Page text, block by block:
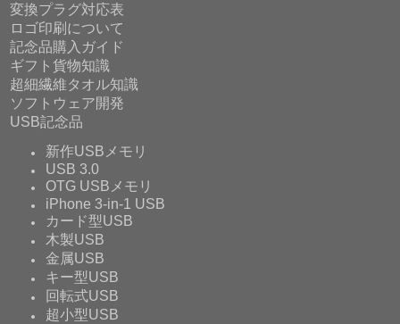
変換プラグ対応表
ロゴ印刷について
記念品購入ガイド
ギフト貨物知識
超細繊維タオル知識
ソフトウェア開発
USB記念品
新作USBメモリ
USB 3.0
OTG USBメモリ
iPhone 3-in-1 USB
カード型USB
木製USB
金属USB
キー型USB
回転式USB
超小型USB